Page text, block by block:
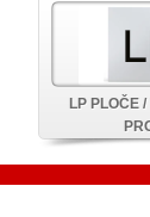
LP PLOČE